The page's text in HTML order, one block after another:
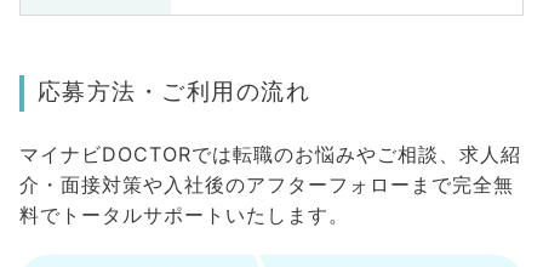
応募方法・ご利用の流れ
マイナビDOCTORでは転職のお悩みやご相談、求人紹
介・面接対策や入社後のアフターフォローまで完全無
料でトータルサポートいたします。